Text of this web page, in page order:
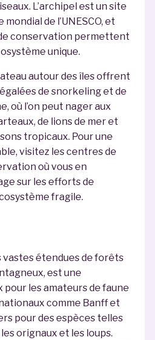
L’archipel est un site
de l’UNESCO, et
conservation permettent
unique.
autour des îles offrent
de snorkeling et de
où l’on peut nager aux
de lions de mer et
tropicaux. Pour une
visitez les centres de
où vous en
sur les efforts de
fragile.
vastes étendues de forêts
est une
les amateurs de faune
comme Banff et
pour des espèces telles
orignaux et les loups.